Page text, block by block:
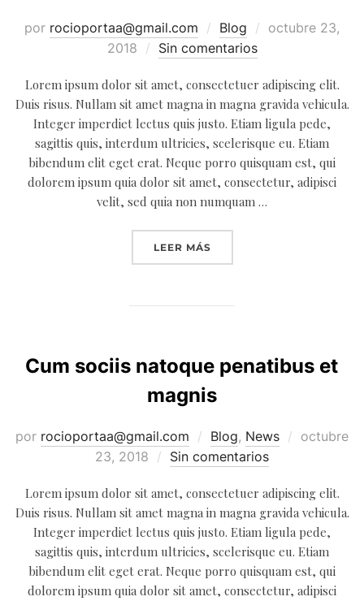
por rocioportaa@gmail.com Blog
Publicado
octubre 23,
2018
Sin comentarios
Lorem ipsum dolor sit amet, consectetuer adipiscing elit.
Duis risus. Nullam sit amet magna in magna gravida vehicula.
Integer imperdiet lectus quis justo. Etiam ligula pede,
sagittis quis, interdum ultricies, scelerisque eu. Etiam
bibendum elit eget erat. Neque porro quisquam est, qui
dolorem ipsum quia dolor sit amet, consectetur, adipisci
velit, sed quia non numquam …
LEER MÁS«PRAESENT ID JUSTO IN
Cum sociis natoque penatibus et
magnis
por rocioportaa@gmail.com Blog, News
Publicado
octubre
23, 2018
Sin comentarios
Lorem ipsum dolor sit amet, consectetuer adipiscing elit.
Duis risus. Nullam sit amet magna in magna gravida vehicula.
Integer imperdiet lectus quis justo. Etiam ligula pede,
sagittis quis, interdum ultricies, scelerisque eu. Etiam
bibendum elit eget erat. Neque porro quisquam est, qui
dolorem ipsum quia dolor sit amet, consectetur, adipisci